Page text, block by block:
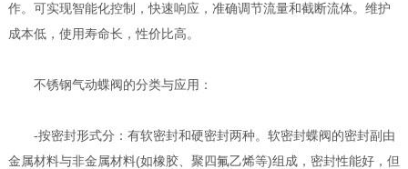
作。可实现智能化控制，快速响应，准确调节流量和截断流体。维护
成本低，使用寿命长，性价比高。
不锈钢气动蝶阀的分类与应用：
-按密封形式分：有软密封和硬密封两种。软密封蝶阀的密封副由
金属材料与非金属材料(如橡胶、聚四氟乙烯等)组成，密封性能好，但